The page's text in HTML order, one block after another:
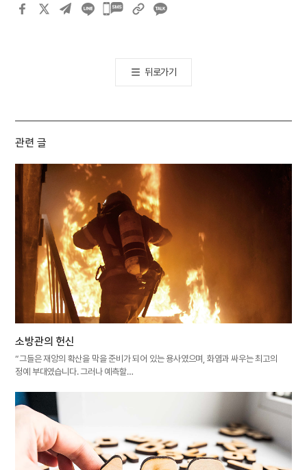
카카오톡
뒤로가기
관련 글
소방관의 헌신
“그들은 재앙의 확산을 막을 준비가 되어 있는 용사였으며, 화염과 싸우는 최고의
정예 부대였습니다. 그러나 예측할…